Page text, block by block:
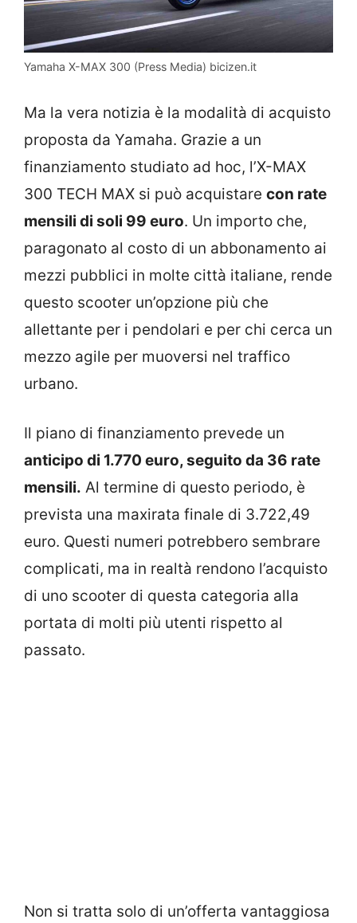
Yamaha X-MAX 300 (Press Media) bicizen.it
Ma la vera notizia è la modalità di acquisto
proposta da Yamaha. Grazie a un
finanziamento studiato ad hoc, l’X-MAX
300 TECH MAX si può acquistare con rate
mensili di soli 99 euro. Un importo che,
paragonato al costo di un abbonamento ai
mezzi pubblici in molte città italiane, rende
questo scooter un’opzione più che
allettante per i pendolari e per chi cerca un
mezzo agile per muoversi nel traffico
urbano.
Il piano di finanziamento prevede un
anticipo di 1.770 euro, seguito da 36 rate
mensili. Al termine di questo periodo, è
prevista una maxirata finale di 3.722,49
euro. Questi numeri potrebbero sembrare
complicati, ma in realtà rendono l’acquisto
di uno scooter di questa categoria alla
portata di molti più utenti rispetto al
passato.
Non si tratta solo di un’offerta vantaggiosa